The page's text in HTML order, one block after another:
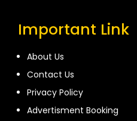
Important Link
About Us
Contact Us
Privacy Policy
Advertisment Booking